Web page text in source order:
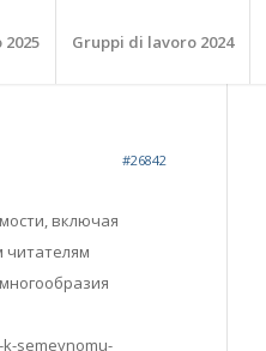
Gruppi di lavoro 2024
#26842
включая
semeynomu-